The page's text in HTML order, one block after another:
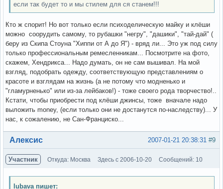
если так будет то и мы стилем для ся станем!!!
Кто ж спорит! Но вот только если психоделическую майку и клёши
можно соорудить самому, то рубашки "негру", "дашики", "тай-дай" (
беру из Скипа Стоуна "Хиппи от А до Я") - вряд ли... Это уж под силу
только профессиональным ремесленникам... Посмотрите на фото,
скажем, Хендрикса... Надо думать, он не сам вышивал. На мой
взгляд, подобрать одежду, соответствующую представлениям о
красоте и взглядам на жизнь (а не потому что модненько и
"гламурненько" или из-за лейбаков!) - тоже своего рода творчество!..
Кстати, чтобы приобрести под клёши джинсы, тоже вначале надо
выложить money, (если только они не достанутся по-наследству)... У
нас, к сожалению, не Сан-Франциско...
Вне форума #9
2007-01-21 20:38:31
Алексис
Участник Откуда: Москва Здесь с 2006-10-20 Сообщений: 10
lubava пишет: